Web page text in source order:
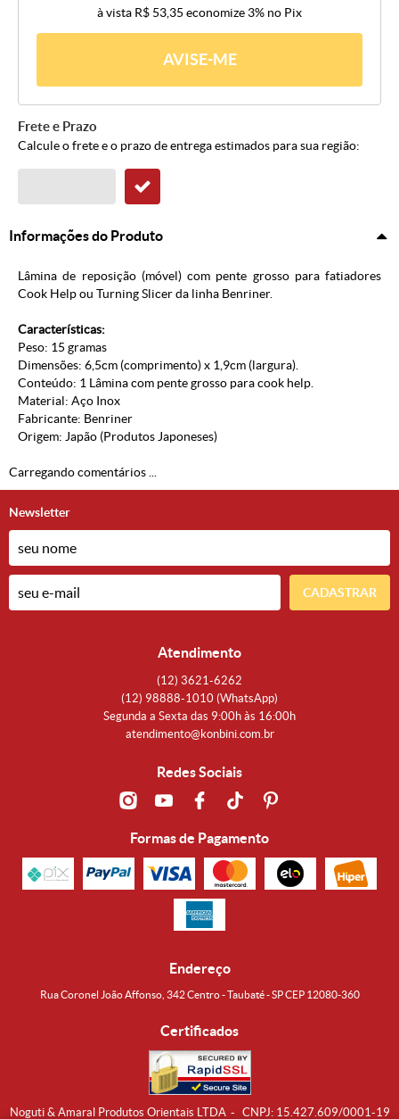
à vista R$ 53,35 economize 3% no Pix
AVISE-ME
Frete e Prazo
Calcule o frete e o prazo de entrega estimados para sua região:
Informações do Produto
Lâmina de reposição (móvel) com pente grosso para fatiadores
Cook Help ou Turning Slicer da linha Benriner.
Características:
Peso: 15 gramas
Dimensões: 6,5cm (comprimento) x 1,9cm (largura).
Conteúdo: 1 Lâmina com pente grosso para cook help.
Material: Aço Inox
Fabricante: Benriner
Origem: Japão (Produtos Japoneses)
Carregando comentários ...
Newsletter
CADASTRAR
Atendimento
(12) 3621-6262
(12) 98888-1010 (WhatsApp)
Segunda a Sexta das 9:00h às 16:00h
atendimento@konbini.com.br
Redes Sociais
Formas de Pagamento
Endereço
Rua Coronel João Affonso, 342 Centro - Taubaté - SP CEP 12080-360
Certificados
Noguti & Amaral Produtos Orientais LTDA CNPJ: 15.427.609/0001-19